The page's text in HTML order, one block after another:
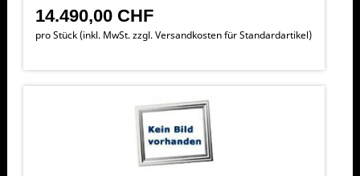
14.490,00 CHF
pro Stück (inkl. MwSt. zzgl.Versandkosten für Standardartikel)